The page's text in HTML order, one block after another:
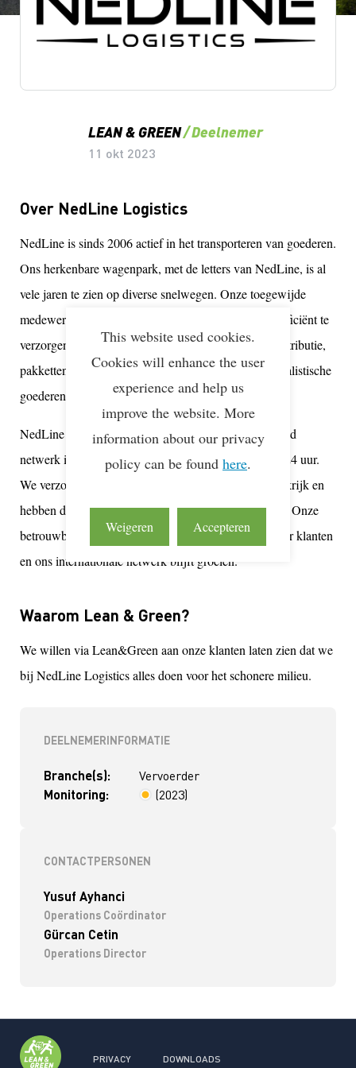
DEELNEMERINFORMATIE
Branche(s): Vervoerder
Monitoring:
< 4 jaar
(2023)
CONTACTPERSONEN
Yusuf Ayhanci
Operations Coördinator
Gürcan Cetin
Operations Director
Lean & Green Milestones
LEAN & GREEN Deelnemer
11 okt 2023
Over NedLine Logistics
NedLine is sinds 2006 actief in het transporteren van goederen.
Ons herkenbare wagenpark, met de letters van NedLine, is al
vele jaren te zien op diverse snelwegen. Onze toegewijde
medewerkers staan klaar om uw zendingen snel en efficiënt te
verzorgen. Wij bieden logistieke oplossingen voor distributie,
pakketten, zeecontainers, enveloppen en andere specialistische
goederen.
NedLine is een groeiend transportbedrijf met een breed
netwerk in de Benelux voor snelle bezorging binnen 24 uur.
We verzorgen frequente ritten naar Duitsland en Frankrijk en
hebben distributielijnen naar andere Europese landen. Onze
betrouwbare en snelle service wordt gewaardeerd door klanten
en ons internationale netwerk blijft groeien.
Waarom Lean & Green?
We willen via Lean&Green aan onze klanten laten zien dat we
bij NedLine Logistics alles doen voor het schonere milieu.
PRIVACY DOWNLOADS
This website used cookies.
Cookies will enhance the user
experience and help us
improve the website. More
information about our privacy
policy can be found here.
Weigeren Accepteren